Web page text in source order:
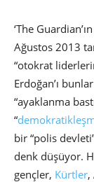
‘The
Ağustos 2013
“otokrat
Erdoğan’ı
“ayaklanma
“
bir “polis
denk düşüyor.
gençler, Kürtler,